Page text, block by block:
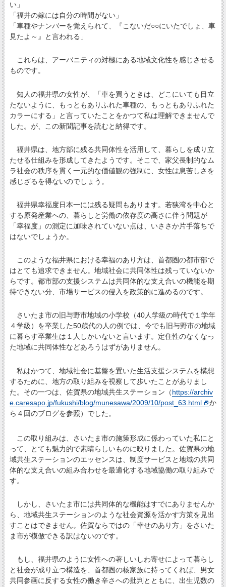
い」
「福井の嫁には自分の時間がない」
「車種やナンバーを覚えられて、『こないだ○○にいたでしょ、車
見たよ～』と言われる」
これらは、アーバニティの対極にある地域文化性を感じさせる
ものです。
知人の福井県の女性が、「車を買うときは、どこにいても目立
たないように、もっともありふれた車種の、もっともありふれた
カラーにする」と言っていたことをかつて私は理解できませんで
した。が、この新聞記事を読むと納得です。
福井県は、地方部に残る共同体性を活用して、暮らしを成り立
たせる仕組みを形成してきたようです。そこで、家父長制的なム
ラ社会の秩序を貫く一元的な価値観の強制に、女性は息苦しさを
感じざるを得ないのでしょう。
福井県幸福度日本一には残る疑問もあります。若狭湾を中心と
する原発産業への、暮らしと労働の依存度の高さに伴う問題が
「幸福度」の測定に加味されていない点は、いささか片手落ちで
はないでしょうか。
このような福井県における幸福のあり方は、首都圏の都市部で
はとても追求できません。地域社会に共同体性は残っていないか
らです。都市部の支援システムは共同体的な支え合いの機能を期
待できない分、市場サービスの侵入を政策的に進めるのです。
さいたま市の旧与野市地域の小学校（40人学級の時代で１学年
４学級）を卒業した50歳代の人の例では、今でも旧与野市の地域
に暮らす卒業生は１人しかいないと言います。定住性のなくなっ
た地域に共同体性などあろうはずがありません。
私はかつて、地域社会に基盤を置いた生活支援システムを構想
するために、地方の取り組みを視察して歩いたことがありまし
た。その一つは、佐賀県の地域共生ステーション（https://archiv
e.caresapo.jp/fukushi/blog/munesawa/2009/10/post_63.html
か
ら４回のブログを参照）でした。
この取り組みは、さいたま市の施策形成に係わっていた私にと
って、とても魅力的で素晴らしいものに映りました。佐賀県の地
域共生ステーションのエッセンスは、制度サービスと地域の共同
体的な支え合いの組み合わせを最適化する地域協働の取り組みで
す。
しかし、さいたま市には共同体的な機能はすでにありませんか
ら、地域共生ステーションのような社会資源を活かす方策を見出
すことはできません。佐賀ならではの「幸せのあり方」をさいた
ま市が模倣できる訳はないのです。
もし、福井県のように女性への著しいしわ寄せによって暮らし
と社会が成り立つ構造を、首都圏の核家族に持ってくれば、男女
共同参画に反する女性の働き辛さへの批判とともに、出生児数の